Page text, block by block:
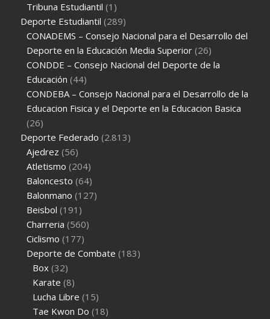
Tribuna Estudiantil (1)
Deporte Estudiantil (289)
CONADEMS – Consejo Nacional para el Desarrollo del
Deporte en la Educación Media Superior (26)
CONDDE – Consejo Nacional del Deporte de la
Educación (44)
CONDEBA – Consejo Nacional para el Desarrollo de la
Educacion Fisica y el Deporte en la Educacion Basica
(26)
Deporte Federado (2.813)
Ajedrez (56)
Atletismo (204)
Baloncesto (64)
Balonmano (127)
Beisbol (191)
Charreria (560)
Ciclismo (177)
Deporte de Combate (183)
Box (32)
Karate (8)
Lucha Libre (15)
Tae Kwon Do (18)